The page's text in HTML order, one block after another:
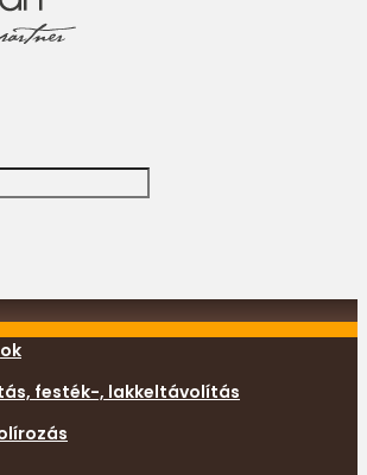
festék-, lakkeltávolítás